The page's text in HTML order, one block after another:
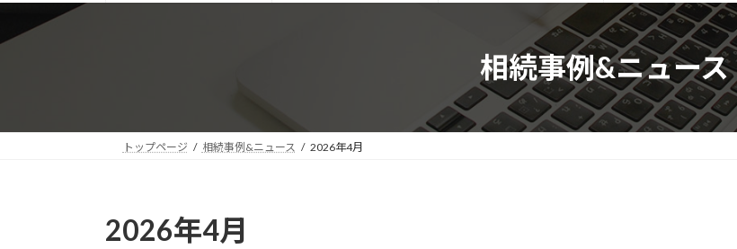
相続事例&ニュース
トップページ 相続事例&ニュース 2026年4月
2026年4月